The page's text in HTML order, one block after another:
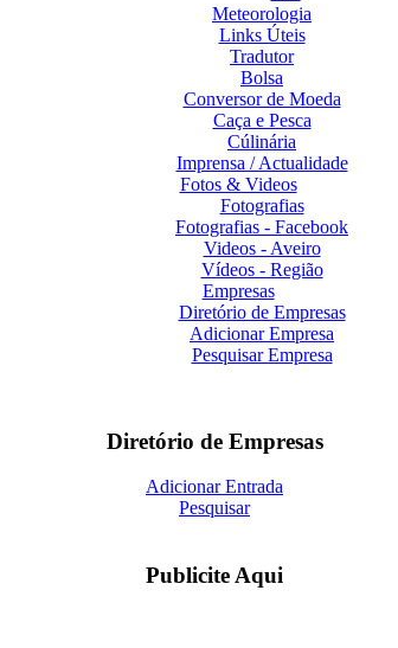
Meteorologia
Links Úteis
Tradutor
Bolsa
Conversor de Moeda
Caça e Pesca
Cúlinária
Imprensa / Actualidade
Fotos & Videos
Fotografias
Fotografias - Facebook
Videos - Aveiro
Vídeos - Região
Empresas
Diretório de Empresas
Adicionar Empresa
Pesquisar Empresa
Diretório de Empresas
Adicionar Entrada
Pesquisar
Publicite Aqui